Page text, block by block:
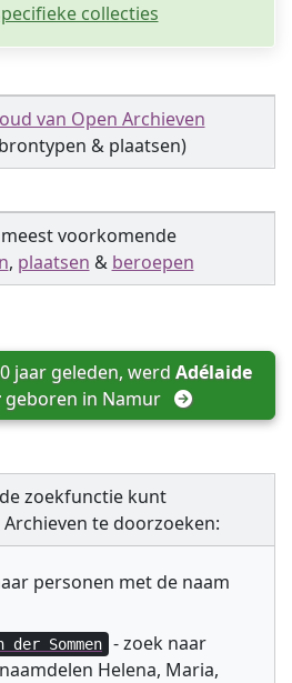
collecties
van Open Archieven
& plaatsen)
voorkomende
, plaatsen & beroepen
jaar geleden, werd Adélaide
geboren in Namur
zoekfunctie kunt
te doorzoeken:
personen met de naam
Sommen
- zoek naar
Helena, Maria,